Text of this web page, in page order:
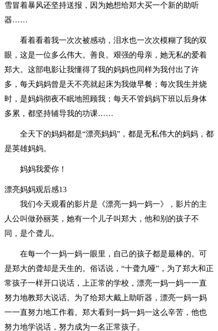
雪冒着暴风还坚持送报，因为她想给郑大买一个新的助听
器……
看着看着我一次次被感动，泪水也一次次模糊了我的双
眼，这是一位多么伟大。善良。艰强的母亲，她无私的爱着
郑大。这部电影让我懂得了我的妈妈也同样为我付出了许
多，每天妈妈曾是天不亮就起床为我做早餐；每次我生并烧
时，是妈妈彻夜不眠地照顾我；每天不管妈妈下班以后身体
多累，都坚持辅导我的功课……
全天下的妈妈都是“漂亮妈妈”，都是无私伟大的妈妈，都
是英雄妈妈。
妈妈我爱你！
漂亮妈妈观后感13
我们今天观看的影片是《漂亮一妈一妈一》，影片的主
人公叫做孙丽英，她有一个儿子叫郑大，他和别的孩子不
同，是个聋儿。
在每一个一妈一妈一眼里，自己的孩子都是最棒的。可
是郑大的聋却是天生的。俗话说，“十聋九哑”，为了郑大和正
常孩子一样开口说话，上正常的学校，漂亮一妈一妈一一直
努力地教郑大说话。为了给郑大戴上助听器，漂亮一妈一妈
一一直努力地工作着。郑大看到一妈一妈一这么辛苦，他也
努力地学说话，努力成为一名正常孩子。